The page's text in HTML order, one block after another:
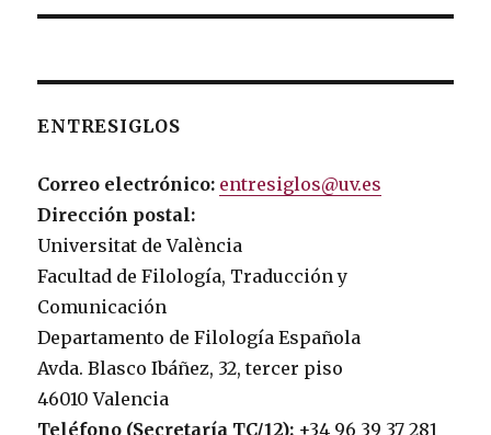
ENTRESIGLOS
Correo electrónico: entresiglos@uv.es
Dirección postal:
Universitat de València
Facultad de Filología, Traducción y
Comunicación
Departamento de Filología Española
Avda. Blasco Ibáñez, 32, tercer piso
46010 Valencia
Teléfono (Secretaría TC/12): +34 96 39 37 281